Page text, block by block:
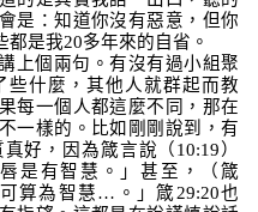
是：知道你沒有惡意，但你
都是我20多年來的自省。
上個兩句。有沒有過小組聚
什麼，其他人就群起而教
每一個人都這麼不同，那在
一樣的。比如剛剛說到，有
好，因為箴言說（ 10:19 ）
是有智慧。」甚至，（箴
算為智慧… 。」箴 29:20也